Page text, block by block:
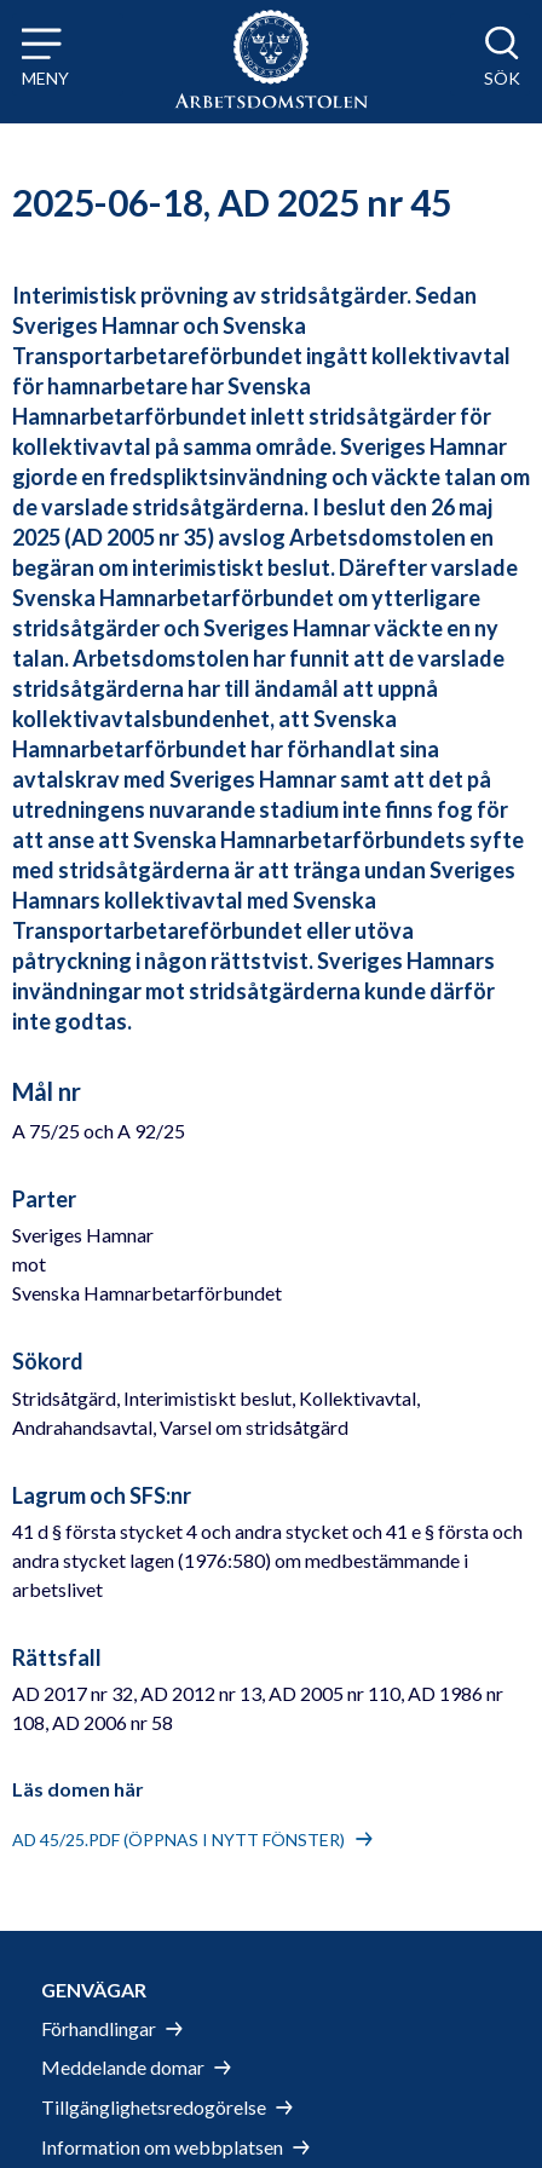
Till innehåll på sidan x
MENY SÖK
2025-06-18, AD 2025 nr 45
Interimistisk prövning av stridsåtgärder. Sedan
Sveriges Hamnar och Svenska
Transportarbetareförbundet ingått kollektivavtal
för hamnarbetare har Svenska
Hamnarbetarförbundet inlett stridsåtgärder för
kollektivavtal på samma område. Sveriges Hamnar
gjorde en fredspliktsinvändning och väckte talan om
de varslade stridsåtgärderna. I beslut den 26 maj
2025 (AD 2005 nr 35) avslog Arbetsdomstolen en
begäran om interimistiskt beslut. Därefter varslade
Svenska Hamnarbetarförbundet om ytterligare
stridsåtgärder och Sveriges Hamnar väckte en ny
talan. Arbetsdomstolen har funnit att de varslade
stridsåtgärderna har till ändamål att uppnå
kollektivavtalsbundenhet, att Svenska
Hamnarbetarförbundet har förhandlat sina
avtalskrav med Sveriges Hamnar samt att det på
utredningens nuvarande stadium inte finns fog för
att anse att Svenska Hamnarbetarförbundets syfte
med stridsåtgärderna är att tränga undan Sveriges
Hamnars kollektivavtal med Svenska
Transportarbetareförbundet eller utöva
påtryckning i någon rättstvist. Sveriges Hamnars
invändningar mot stridsåtgärderna kunde därför
inte godtas.
Mål nr
A 75/25 och A 92/25
Parter
Sveriges Hamnar
mot
Svenska Hamnarbetarförbundet
Sökord
Stridsåtgärd, Interimistiskt beslut, Kollektivavtal,
Andrahandsavtal, Varsel om stridsåtgärd
Lagrum och SFS:nr
41 d § första stycket 4 och andra stycket och 41 e § första och
andra stycket lagen (1976:580) om medbestämmande i
arbetslivet
Rättsfall
AD 2017 nr 32, AD 2012 nr 13, AD 2005 nr 110, AD 1986 nr
108, AD 2006 nr 58
Läs domen här
AD 45/25.PDF (ÖPPNAS I NYTT FÖNSTER)
GENVÄGAR
Förhandlingar
Meddelande domar
Tillgänglighetsredogörelse
Information om webbplatsen